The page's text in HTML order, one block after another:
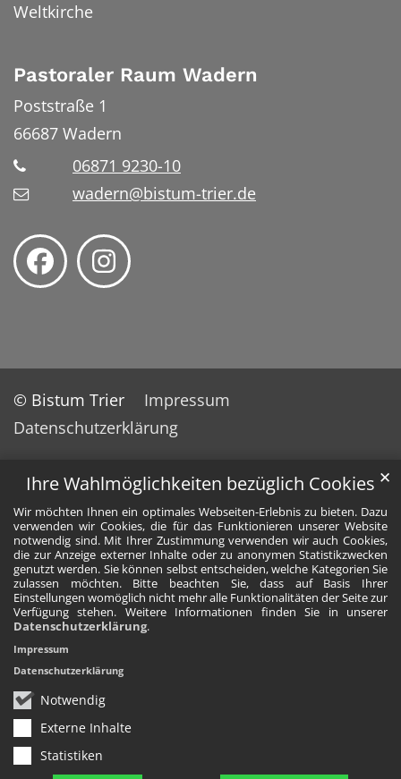
Ihre Wahlmöglichkeiten bezüglich Cookies
Wir möchten Ihnen ein optimales Webseiten-Erlebnis zu bieten. Dazu
verwenden wir Cookies, die für das Funktionieren unserer Website
notwendig sind. Mit Ihrer Zustimmung verwenden wir auch Cookies,
die zur Anzeige externer Inhalte oder zu anonymen Statistikzwecken
genutzt werden. Sie können selbst entscheiden, welche Kategorien Sie
zulassen möchten. Bitte beachten Sie, dass auf Basis Ihrer
Einstellungen womöglich nicht mehr alle Funktionalitäten der Seite zur
Verfügung stehen. Weitere Informationen finden Sie in unserer
Datenschutzerklärung.
Notwendig
Externe Inhalte
Statistiken
✕
Impressum
Datenschutzerklärung
Weltkirche
Pastoraler Raum Wadern
Poststraße 1
66687 Wadern
06871 9230-10
wadern@bistum-trier.de
© Bistum Trier
Impressum
Datenschutzerklärung